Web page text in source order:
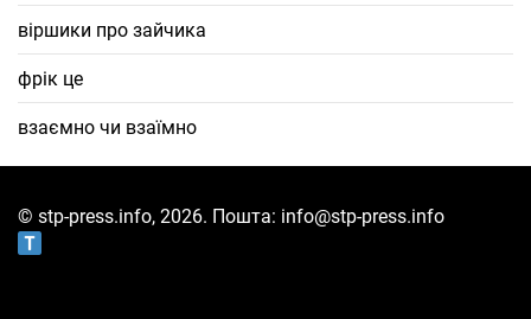
віршики про зайчика
фрік це
взаємно чи взаїмно
© stp-press.info, 2026. Пошта: info@stp-press.info